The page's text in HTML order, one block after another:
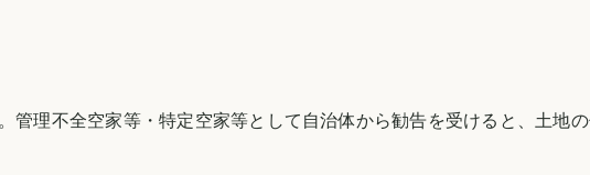
理不全空家等・特定空家等として自治体から勧告を受けると、土地